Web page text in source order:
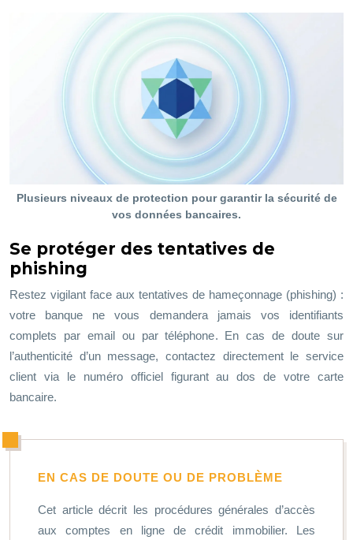
Plusieurs niveaux de protection pour garantir la sécurité de
vos données bancaires.
Se protéger des tentatives de
phishing
Restez vigilant face aux tentatives de hameçonnage (phishing) :
votre banque ne vous demandera jamais vos identifiants
complets par email ou par téléphone. En cas de doute sur
l’authenticité d’un message, contactez directement le service
client via le numéro officiel figurant au dos de votre carte
bancaire.
EN CAS DE DOUTE OU DE PROBLÈME
Cet article décrit les procédures générales d’accès
aux comptes en ligne de crédit immobilier. Les